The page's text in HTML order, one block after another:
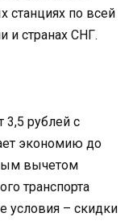
станциях по всей
и странах СНГ.
3,5 рублей с
экономию до
вычетом
транспорта
условия – скидки